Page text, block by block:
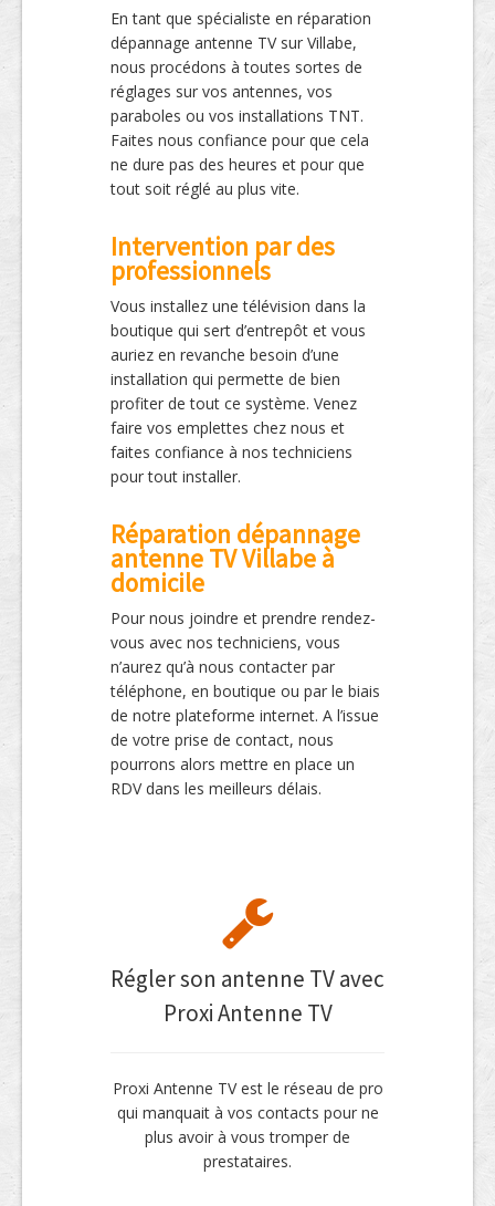
En tant que spécialiste en réparation
dépannage antenne TV sur Villabe,
nous procédons à toutes sortes de
réglages sur vos antennes, vos
paraboles ou vos installations TNT.
Faites nous confiance pour que cela
ne dure pas des heures et pour que
tout soit réglé au plus vite.
Intervention par des
professionnels
Vous installez une télévision dans la
boutique qui sert d’entrepôt et vous
auriez en revanche besoin d’une
installation qui permette de bien
profiter de tout ce système. Venez
faire vos emplettes chez nous et
faites confiance à nos techniciens
pour tout installer.
Réparation dépannage
antenne TV Villabe à
domicile
Pour nous joindre et prendre rendez-
vous avec nos techniciens, vous
n’aurez qu’à nous contacter par
téléphone, en boutique ou par le biais
de notre plateforme internet. A l’issue
de votre prise de contact, nous
pourrons alors mettre en place un
RDV dans les meilleurs délais.
Régler son antenne TV avec
Proxi Antenne TV
Proxi Antenne TV est le réseau de pro
qui manquait à vos contacts pour ne
plus avoir à vous tromper de
prestataires.